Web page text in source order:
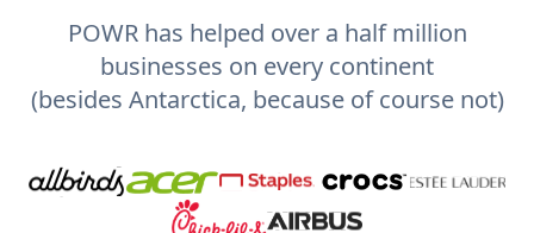
POWR has helped over a half million
businesses on every continent
(besides Antarctica, because of course not)